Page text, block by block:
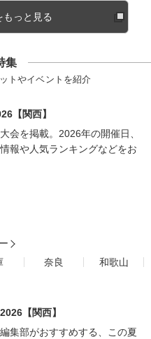
もっと見る
集
トやイベントを紹介
【関西】
会を掲載。2026年の開催日、
報や人気ランキングなどをお
奈良
和歌山
【関西】
集部がおすすめする、この夏